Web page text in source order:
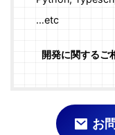
…etc
開発に関するご
お